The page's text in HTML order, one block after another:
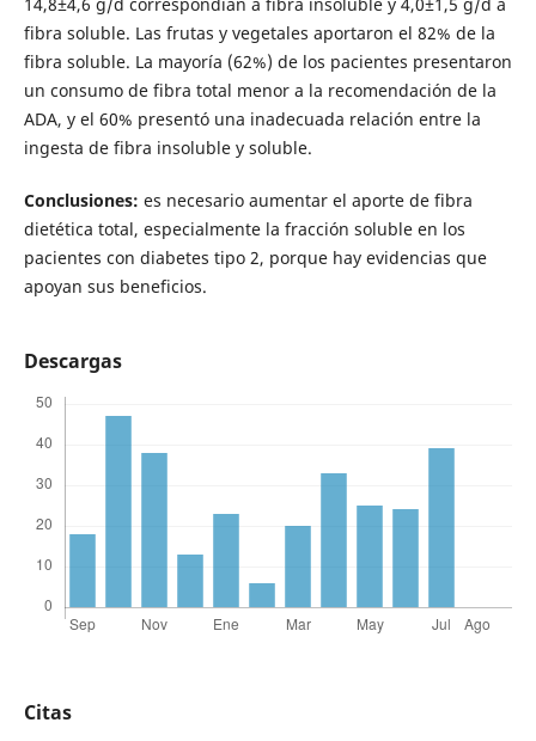
fibra soluble. Las frutas y vegetales aportaron el 82% de la
fibra soluble. La mayoría (62%) de los pacientes presentaron
un consumo de fibra total menor a la recomendación de la
ADA, y el 60% presentó una inadecuada relación entre la
ingesta de fibra insoluble y soluble.
Conclusiones: es necesario aumentar el aporte de fibra
dietética total, especialmente la fracción soluble en los
pacientes con diabetes tipo 2, porque hay evidencias que
apoyan sus beneficios.
Descargas
Citas